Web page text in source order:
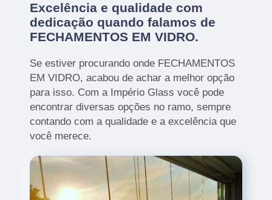
Excelência e qualidade com
dedicação quando falamos de
FECHAMENTOS EM VIDRO.
Se estiver procurando onde FECHAMENTOS
EM VIDRO, acabou de achar a melhor opção
para isso. Com a Império Glass você pode
encontrar diversas opções no ramo, sempre
contando com a qualidade e a excelência que
você merece.